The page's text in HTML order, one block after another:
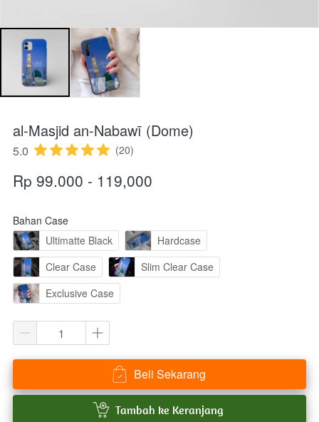
al-Masjid an-Nabawī (Dome)
5.0 (20)
Rp 99.000 - 119,000
Bahan Case
Ultimatte Black
Hardcase
Clear Case
Slim Clear Case
Exclusive Case
` Beli Sekarang
` Tambah ke Keranjang